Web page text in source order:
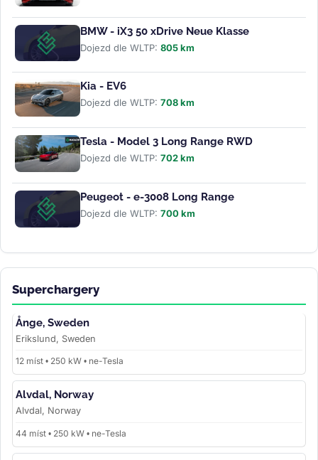
BMW - iX3 50 xDrive Neue Klasse
Dojezd dle WLTP: 805 km
Kia - EV6
Dojezd dle WLTP: 708 km
Tesla - Model 3 Long Range RWD
Dojezd dle WLTP: 702 km
Peugeot - e-3008 Long Range
Dojezd dle WLTP: 700 km
Superchargery
Ånge, Sweden
Erikslund, Sweden
12 míst • 250 kW • ne-Tesla
Alvdal, Norway
Alvdal, Norway
44 míst • 250 kW • ne-Tesla